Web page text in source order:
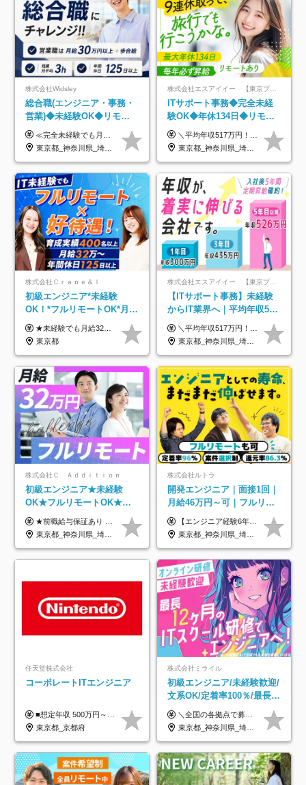
株式会社Widsley
総合職(エンジニア・事務・
営業)◆未経験OK◆リモー
トあり◆残業月3h◆服装髪
型自由
≪完全未経験でも月給40万円以上も可能です！≫ -------------- 【1】ITエンジニア 月給26万円～50万円＋プロジェクト手当＋資格手当 【2】IT事務、営業事務 月給26万円～50万円＋プロジェクト手当＋資格手当 ≪【1】【2】共通≫ ★上記給与には固定残業代20時間分(月3万719円～)を含みます。残業が超過した場合は、追加支給します(残業は月平均3時間とほぼ発生しません。残業がなくても、固定残業代は支給されます) ★試用期間6ヵ月あり（期間中は月給23万1000円～。固定残業代20時間分3万719円～を含む／超過分は別途支給） -------------- 【3】SES営業、SaaS営業 月給30万円以上＋インセンティブ＋各種手当 ★上記給与には固定残業代45時間分(月7万6967円～)を含みます。残業が超過した場合は、追加支給します(残業は月平均3時間とほぼ発生しません。残業がなくても、固定残業代は支給されます) ★試用期間6ヵ月あり(期間中も給与や福利厚生は同じです)
東京都_神奈川県_埼玉県_千葉県_大阪府_愛知県_北海道_青森県_岩手県_宮城県_秋田県_山形県_福島県_茨城県_栃木県_群馬県_新潟県_山梨県_長野県_富山県_石川県_福井県_静岡県_岐阜県_三重県_兵庫県_京都府_滋賀県_奈良県_和歌山県_広島県_岡山県_鳥取県_島根県_山口県_徳島県_香川県_愛媛県_高知県_福岡県_熊本県_佐賀県_長崎県_大分県_宮崎県_鹿児島県_沖縄県
株式会社エスアイイー 【東京プロマーケット上場】
ITサポート事務◆完全未経
験OK◆年休134日◆リモー
トOK◆残業月7h以下◆賞与
年3回◆5年目まで必ず昇給
＼平均年収517万円！入社5年目まで毎年必ず昇給／ ■賞与年3回 ■年収800万円以上も可 ■入社3年以上の平均年収469.2万円 月給23万2000円以上＋賞与年3回＋各種手当 ☆入社5年目まで最大1万5000円の定期昇給を確約 ┃各種手当充実 ・規定の資格を取得すれば、2000円～5万円を毎月支給（2万4000円～60万円／年） ・研修中に取得した取得率95％の資格でも研修後の給料UP ※月給は年齢・経験・能力を考慮して、優遇いたします ※上記月給金額は固定残業代（20時間/3万1300円円以上）を含み、超過分は別途支給いたします ※試用期間（6ヶ月）は月給に変動はありますが、その他待遇に差異はありません ├入社後1ヶ月～3ヶ月間は、月給20万1900円となります └上記金額は固定残業代（10時間／1万6000円）を含み、超過分は別途支給いたします
東京都_神奈川県_埼玉県_千葉県_大阪府_愛知県_北海道_青森県_岩手県_宮城県_秋田県_山形県_福島県_茨城県_栃木県_群馬県_新潟県_山梨県_長野県_富山県_石川県_福井県_静岡県_岐阜県_三重県_兵庫県_京都府_滋賀県_奈良県_和歌山県_広島県_岡山県_鳥取県_島根県_山口県_徳島県_香川県_愛媛県_高知県_福岡県_熊本県_佐賀県_長崎県_大分県_宮崎県_鹿児島県_沖縄県
株式会社Ｃｒａｎｅ＆Ｉ
初級エンジニア*未経験
OK！*フルリモートOK*月給
32万～*残業月9.8h*1ヶ月の
研修*資格取得率100％
★未経験でも月給32万円スタート★ 月収32万円～35万円＋各種手当（資格手当だけで毎月15万の上乗せ実績あり！） ★資格手当豊富！1資格につき最大3万円支給 ★功績手当の導入で、毎月のお給与に上乗せで最大10万円支給している社員も！ ★1回の昇級で年収数十万UPも可 ★ゆくゆくは年収1000万以上も目指せる 年俸384万円～1,162万8,000円（12分割） ※経験・スキルを考慮の上決定します ※上記金額には固定残業代（月30h分・60,800円～66,500円）を含みます ※超過分は別途全額支給します ※試用期間2ヶ月間あり（その他待遇に差異はありません）
東京都
株式会社エスアイイー 【東京プロマーケット上場】
【ITサポート事務】未経験
からIT業界へ｜平均年収517
万円｜ホワイト企業認定｜
年休134日｜リモートOK
＼平均年収517万円！入社5年目まで毎年必ず昇給／ ■賞与年3回 ■年収800万円以上も可 ■入社3年以上の平均年収469.2万円 月給23万2000円以上＋賞与年3回＋各種手当 ☆入社5年目まで最大1万5000円の定期昇給を確約 ┃各種手当充実 ・規定の資格を取得すれば、2000円～5万円を毎月支給（2万4000円～60万円／年） ・研修中に取得した取得率95％の資格でも研修後の給料UP ※月給は年齢・経験・能力を考慮して、優遇いたします ※上記月給金額は固定残業代（20時間/3万1300円円以上）を含み、超過分は別途支給いたします ※試用期間（6ヶ月）は月給に変動はありますが、その他待遇に差異はありません ├入社後1ヶ月～3ヶ月間は、月給20万1900円となります └上記金額は固定残業代（10時間／1万6000円）を含み、超過分は別途支給いたします
東京都_神奈川県_埼玉県_千葉県_大阪府_愛知県_北海道_青森県_岩手県_宮城県_秋田県_山形県_福島県_茨城県_栃木県_群馬県_新潟県_山梨県_長野県_富山県_石川県_福井県_静岡県_岐阜県_三重県_兵庫県_京都府_滋賀県_奈良県_和歌山県_広島県_岡山県_鳥取県_島根県_山口県_徳島県_香川県_愛媛県_高知県_福岡県_熊本県_佐賀県_長崎県_大分県_宮崎県_鹿児島県_沖縄県
株式会社Ｃ Ａｄｄｉｔｉｏｎ
初級エンジニア★未経験
OK★フルリモートOK★月
給32万円～★残業月10h＆
年休120日以上★副業可
★前職給与保証あり ★月給32万円以上＋インセンティブあり 月給32万円以上＋インセンティブ＋各種手当 ※上記には固定残業代（月30時間・44,400円～）を含みます ※超過分は別途支給します ※試用期間はございません ★＼成果＝あなたの収入／★ 【1】案件単価ー8万円＝あなたの給与 参画したプロジェクトの案件単価から 一律8万円引いた金額があなたの給与です！ （月給例） ■1人称での構築・小規模な詳細設計 案件単価55万円ー8万円＝月給47万円（還元率85.5%） ■大型案件の設計・構築やプロジェクト管理 案件単価90万円ー8万円＝月給82万円（還元率91.1%） ‥‥‥‥‥‥‥‥‥‥‥‥‥‥‥‥‥‥ 【2】月給の他にも豊富なインセンティブあり 全員が月3～13万円のインセンティブをゲットしています！ ≪インセンティブ制度≫ 稼働している現場で増員・交代が発生し、 当社の人員を配属が決定した際に支給。 ◇C Addition正社員が参画 ：実粗利の10%／毎月 ◇協力会社所属の社員が参画：実粗利の30%／毎月 ≪リファラル制度≫ あなたの知り合いが当社のメンバーになった際に、 毎月1人あたり2万円支給します◎ ‥‥‥‥‥‥‥‥‥‥‥‥‥‥‥‥‥‥
東京都_神奈川県_埼玉県_千葉県_大阪府_愛知県_北海道_青森県_岩手県_宮城県_秋田県_山形県_福島県_茨城県_栃木県_群馬県_新潟県_山梨県_長野県_富山県_石川県_福井県_静岡県_岐阜県_三重県_兵庫県_京都府_滋賀県_奈良県_和歌山県_広島県_岡山県_鳥取県_島根県_山口県_徳島県_香川県_愛媛県_高知県_福岡県_熊本県_佐賀県_長崎県_大分県_宮崎県_鹿児島県_沖縄県
株式会社ルトラ
開発エンジニア｜面接1回｜
月給46万円～可｜フルリモ
ートも可｜案件選択制｜定
着率96％以上｜副業OK｜住
宅手当
【エンジニア経験6年以上の方】 月給46万円～100万円（固定残業代含む） ※上記月給には月30時間分の固定残業代（月8万7,400円～月19万円）を含む。超過分は全額支給。 【エンジニア経験4年以上の方】 月給42万円～100万円（固定残業代含む） ※上記月給には月30時間分の固定残業代（月7万9,800円～月19万円）を含む。超過分は全額支給。 【エンジニア経験4年未満の方】 月給38万円～100万円（固定残業代含む） ※上記月給には月30時間分の固定残業代（月7万2,200円～月19万円）を含む。超過分は全額支給。 ※経験、スキル、前職給与などを踏まえて決定。 ◆ルトラの給与制度のポイント！◆ ・社員の95%が入社時に年収UP！最高で300万円UPの実績も ・平均還元率86.3%（交通費・住宅手当・会社負担分の社保も含む） ・人柄やポテンシャルを評価し、スキル以上の希望年収を提示することも ・退職金制度やリファラル手当（平均50万円）あり
東京都_神奈川県_埼玉県_千葉県_大阪府_愛知県_北海道_青森県_岩手県_宮城県_秋田県_山形県_福島県_茨城県_栃木県_群馬県_新潟県_山梨県_長野県_富山県_石川県_福井県_静岡県_岐阜県_三重県_兵庫県_京都府_滋賀県_奈良県_和歌山県_広島県_岡山県_鳥取県_島根県_山口県_徳島県_香川県_愛媛県_高知県_福岡県_熊本県_佐賀県_長崎県_大分県_宮崎県_鹿児島県_沖縄県
任天堂株式会社
コーポレートITエンジニア
■想定年収 500万円～900万円 月給制 月給278,000円～ ※残業が発生した場合、残業代を別途全額支給します ※試用期間2ヶ月あり(待遇や給与に差異はありません)
東京都_京都府
株式会社ミライル
初級エンジニア/未経験歓迎/
文系OK/定着率100％/最長1
年の自社ITスクール研修あ
り/年休130日
＼全国の各拠点で募集中！／ 給与は以下の通り、勤務地により異なります。 札幌：月給23万円～27万円 仙台：月給22万円～26万円 新潟：月給22万円～26万円 東京：月給26万円～30万円 大阪：月給24万円～29万円 福岡：月給23.5万円～27万円 沖縄：月給21万円～26万円 ◎給与は知識や経験を考慮して決定します。 ◎残業は別途全額支給します。 ◎試用期間12カ月あり（給与は以下の通りです。その他条件に変更はありません） （試用期間の給与） 札幌：月給18.6万円～ 仙台：月給19万円～ 新潟：月給18万円～ 東京：月給22万円～ 大阪：月給20.8万円～ 福岡：月給19万円～ 沖縄：月給18万円～
東京都_神奈川県_埼玉県_千葉県_大阪府_愛知県_北海道_青森県_岩手県_宮城県_秋田県_山形県_福島県_茨城県_栃木県_群馬県_新潟県_山梨県_長野県_富山県_石川県_福井県_静岡県_岐阜県_三重県_兵庫県_京都府_滋賀県_奈良県_和歌山県_広島県_岡山県_鳥取県_島根県_山口県_徳島県_香川県_愛媛県_高知県_福岡県_熊本県_佐賀県_長崎県_大分県_宮崎県_鹿児島県_沖縄県